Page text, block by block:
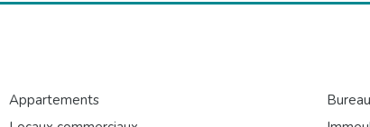
Appartements